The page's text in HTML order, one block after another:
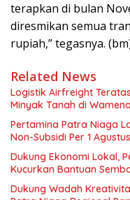
terapkan di bulan
diresmikan semua
rupiah,” tegasnya.
Related News
Logistik Airfreight
Minyak Tanah di
Pertamina Patra Niaga
Non-Subsidi Per 1
Dukung Ekonomi Lokal,
Kucurkan Bantuan
Dukung Wadah